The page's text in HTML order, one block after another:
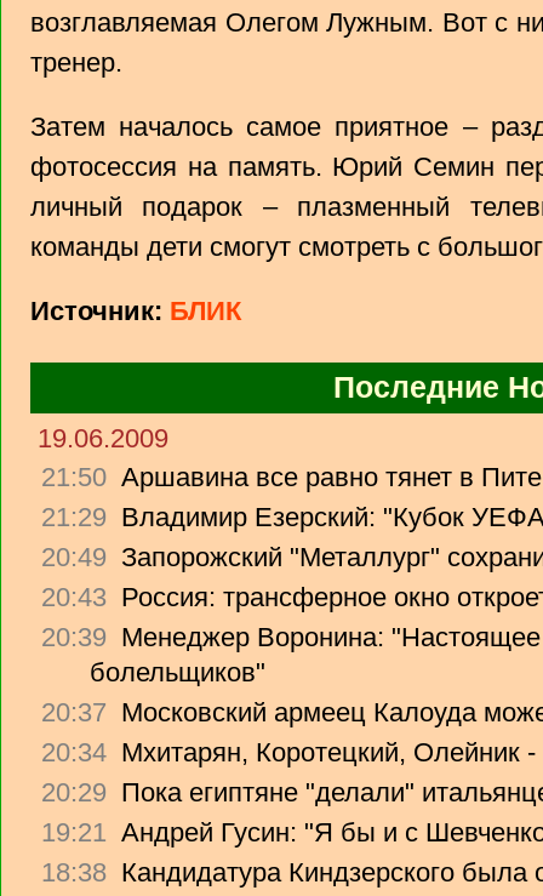
возглавляемая Олегом Лужным. Вот с
тренер.
Затем началось самое приятное –
фотосессия на память. Юрий Семин
личный подарок – плазменный
команды дети смогут смотреть с
Источник: БЛИК
Последние
19.06.2009
21:50 Аршавина все равно тянет в
21:29 Владимир Езерский: "Кубок
20:49 Запорожский "Металлург"
20:43 Россия: трансферное окно
20:39 Менеджер Воронина: "Настоящее
болельщиков"
20:37 Московский армеец Калоуда
20:34 Мхитарян, Коротецкий, Олейник -
20:29 Пока египтяне "делали"
19:21 Андрей Гусин: "Я бы и с
18:38 Кандидатура Киндзерского была